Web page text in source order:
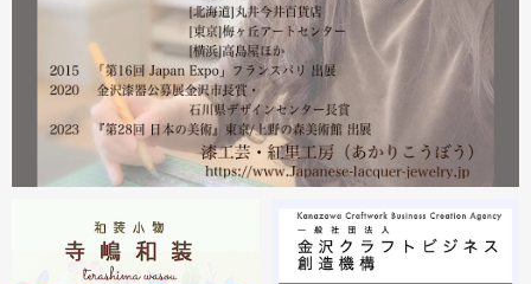
2月21日から27日まで 仙台三越で開催中の『第22回 金
沢・能登 美味と美技展』に出展しています。会場には作
者本人がおりますのでお近くの方はぜひ遊びにいらしてく
ださい。お待ちしております。
2月19日から23日まで 東京・上野の森美術館で開催中の
『第28回 日本の美術展』に出展しています。
2023.02